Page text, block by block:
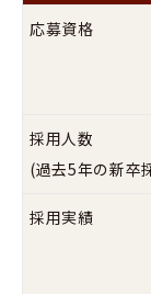
応募資格
採用人数
(過去5年の新卒
採用実績